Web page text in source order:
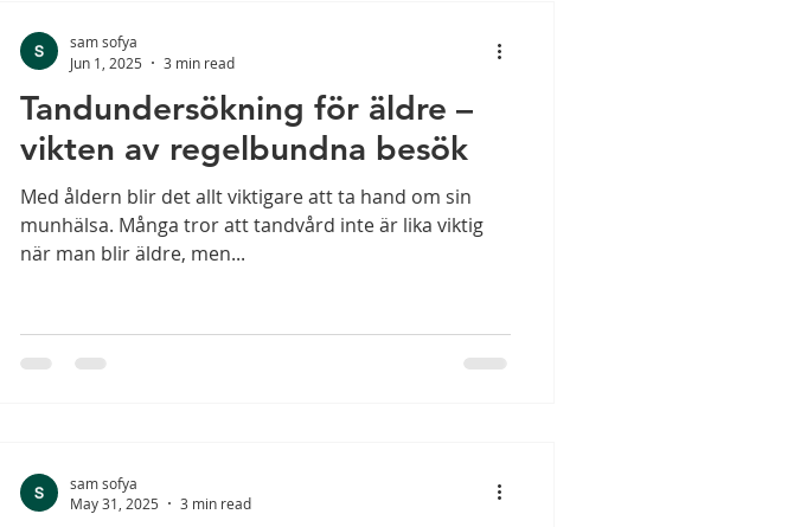
Tandundersökning för äldre –
vikten av regelbundna besök
Med åldern blir det allt viktigare att ta hand om sin
munhälsa. Många tror att tandvård inte är lika viktig
när man blir äldre, men...
sam sofya
Jun 1, 2025
3 min read
sam sofya
May 31, 2025
3 min read